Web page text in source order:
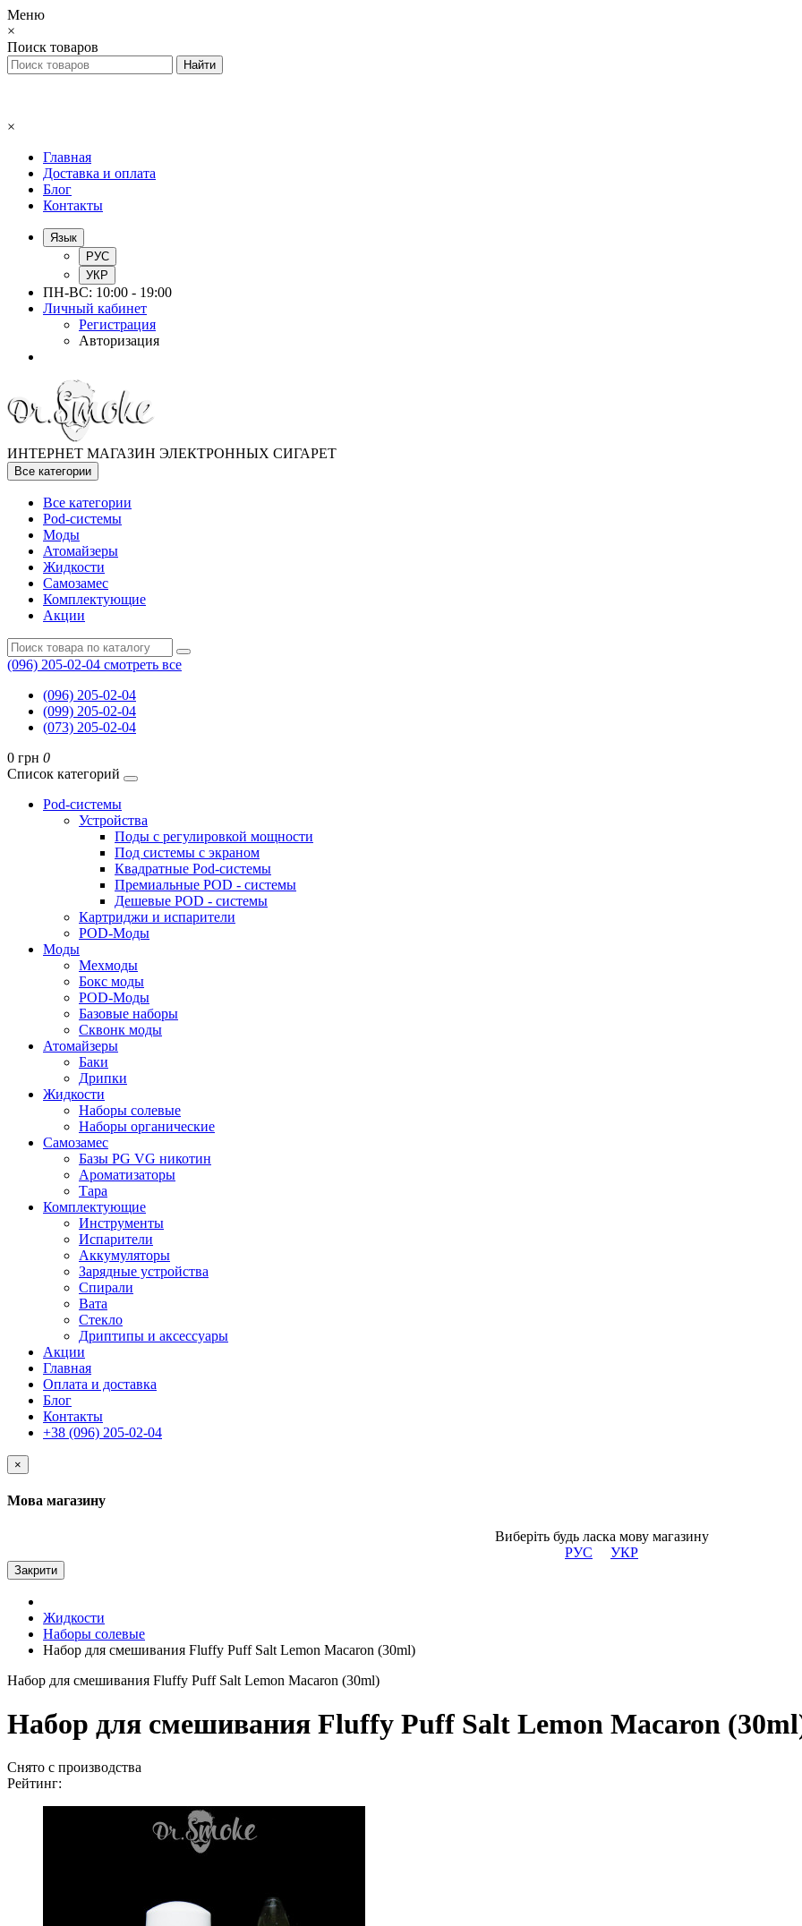
Меню
×
Поиск товаров
×
Главная
Доставка и оплата
Блог
Контакты
Язык
РУС
УКР
ПН-ВС: 10:00 - 19:00
Личный кабинет
Регистрация
Авторизация
ИНТЕРНЕТ МАГАЗИН ЭЛЕКТРОННЫХ СИГАРЕТ
Все категории
Все категории
Pod-системы
Моды
Атомайзеры
Жидкости
Самозамес
Комплектующие
Акции
(096) 205-02-04 смотреть все
(096) 205-02-04
(099) 205-02-04
(073) 205-02-04
0 грн 0
Список категорий
Pod-системы
Устройства
Поды с регулировкой мощности
Под системы с экраном
Квадратные Pod-системы
Премиальные POD - системы
Дешевые POD - системы
Картриджи и испарители
POD-Моды
Моды
Мехмоды
Бокс моды
POD-Моды
Базовые наборы
Сквонк моды
Атомайзеры
Баки
Дрипки
Жидкости
Наборы солевые
Наборы органические
Самозамес
Базы PG VG никотин
Ароматизаторы
Тара
Комплектующие
Инструменты
Испарители
Аккумуляторы
Зарядные устройства
Спирали
Вата
Стекло
Дриптипы и аксессуары
Акции
Главная
Оплата и доставка
Блог
Контакты
+38 (096) 205-02-04
×
Мова магазину
Виберіть будь ласка мову магазину
РУС
УКР
Закрити
Жидкости
Наборы солевые
Набор для смешивания Fluffy Puff Salt Lemon Macaron (30ml)
Набор для смешивания Fluffy Puff Salt Lemon Macaron (30ml)
Набор для смешивания Fluffy Puff Salt Lemon Macaron
Снято с производства
Рейтинг: